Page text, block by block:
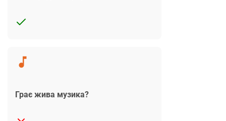
Грає жива музика?